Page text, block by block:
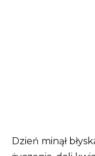
Dzień minął